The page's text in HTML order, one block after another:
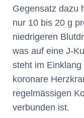
Gegensatz dazu
nur 10 bis 20 g
niedrigeren
was auf eine J-
steht im
koronare
regelmässigen
verbunden ist.